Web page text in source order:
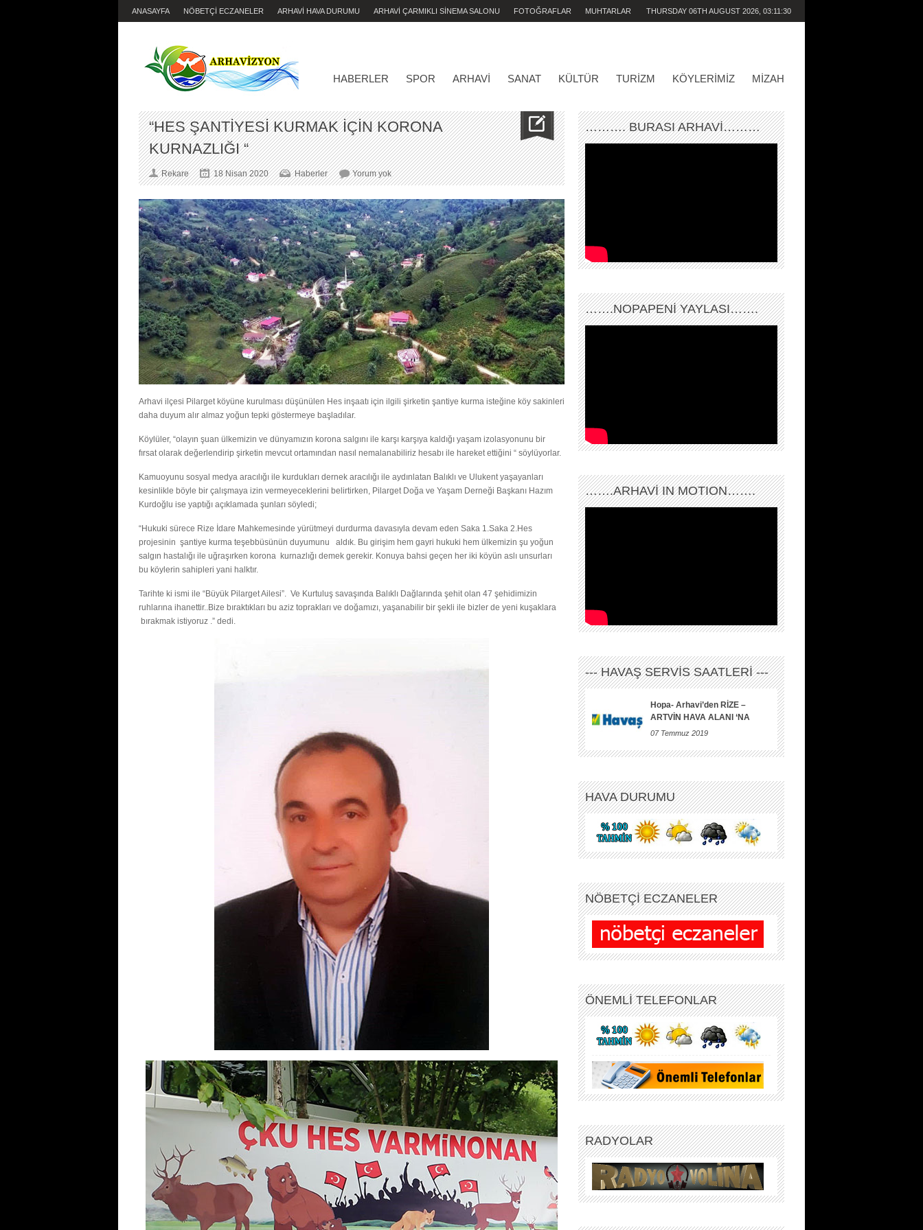
ANASAYFA NÖBETÇİ ECZANELER ARHAVİ HAVA DURUMU ARHAVİ ÇARMIKLI SİNEMA SALONU FOTOĞRAFLAR MUHTARLAR THURSDAY 06TH AUGUST 2026, 03:11:30
HABERLER SPOR ARHAVI SANAT KÜLTÜR TURIZM KÖYLERIMIZ MIZAH
“HES ŞANTİYESİ KURMAK İÇİN KORONA
KURNAZLIĞI “
Rekare 18 Nisan 2020 Haberler Yorum yok“HES
ŞANTİYESİ
KURMAK
İÇİN
KORONA
KURNAZLIĞI
“
Arhavi ilçesi Pilarget köyüne kurulması düşünülen Hes inşaatı için ilgili şirketin şantiye kurma isteğine köy sakinleri
daha duyum alır almaz yoğun tepki göstermeye başladılar.
Köylüler, “olayın şuan ülkemizin ve dünyamızın korona salgını ile karşı karşıya kaldığı yaşam izolasyonunu bir
fırsat olarak değerlendirip şirketin mevcut ortamından nasıl nemalanabiliriz hesabı ile hareket ettiğini “ söylüyorlar.
Kamuoyunu sosyal medya aracılığı ile kurdukları dernek aracılığı ile aydınlatan Balıklı ve Ulukent yaşayanları
kesinlikle böyle bir çalışmaya izin vermeyeceklerini belirtirken, Pilarget Doğa ve Yaşam Derneği Başkanı Hazım
Kurdoğlu ise yaptığı açıklamada şunları söyledi;
“Hukuki sürece Rize İdare Mahkemesinde yürütmeyi durdurma davasıyla devam eden Saka 1.Saka 2.Hes
projesinin şantiye kurma teşebbüsünün duyumunu aldık. Bu girişim hem gayri hukuki hem ülkemizin şu yoğun
salgın hastalığı ile uğraşırken korona kurnazlığı demek gerekir. Konuya bahsi geçen her iki köyün aslı unsurları
bu köylerin sahipleri yani halktır.
Tarihte ki ismi ile “Büyük Pilarget Ailesi”. Ve Kurtuluş savaşında Balıklı Dağlarında şehit olan 47 şehidimizin
ruhlarına ihanettir..Bize bıraktıkları bu aziz toprakları ve doğamızı, yaşanabilir bir şekli ile bizler de yeni kuşaklara
bırakmak istiyoruz .” dedi.
………. BURASI ARHAVİ………
…….NOPAPENİ YAYLASI…….
…….ARHAVI IN MOTION…….
--- HAVAŞ SERVİS SAATLERİ ---
Hopa- Arhavi’den RİZE –
ARTVİN HAVA ALANI ‘NA
07 Temmuz 2019
HAVA DURUMU
NÖBETÇİ ECZANELER
ÖNEMLİ TELEFONLAR
RADYOLAR